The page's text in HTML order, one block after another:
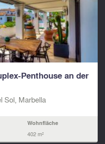
Penthouse an der
Sol, Marbella
Wohnfläche
402 m²